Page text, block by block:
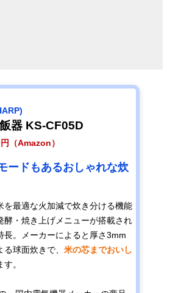
器 KS-CF05D
（Amazon）
ードもあるおしゃれな炊
を最適な火加減で炊き分ける機能
酵・焼き上げメニューが搭載され
長。メーカーによると厚さ3mm
球面炊きで、 米の芯までおいし
す。